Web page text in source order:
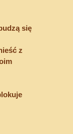
się
z